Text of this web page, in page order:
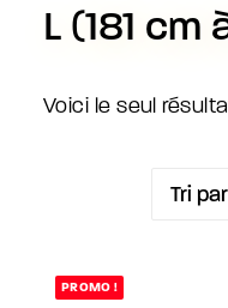
L (181 cm
Voici le seul
PROMO !